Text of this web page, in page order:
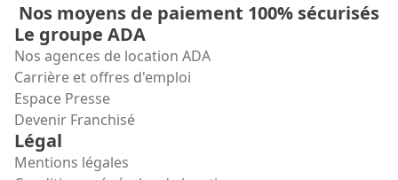
Nos moyens de paiement 100% sécurisés
Le groupe ADA
Nos agences de location ADA
Carrière et offres d'emploi
Espace Presse
Devenir Franchisé
Légal
Mentions légales